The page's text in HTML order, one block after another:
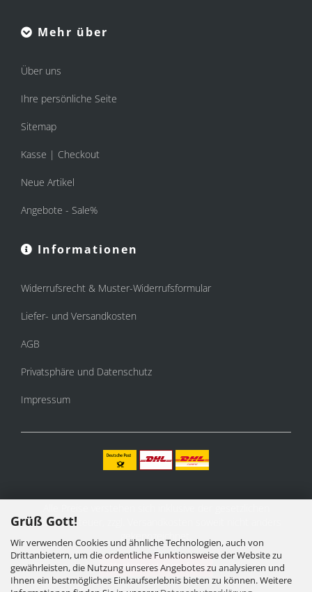
Grüß Gott!
Wir verwenden Cookies und ähnliche Technologien, auch von
Drittanbietern, um die ordentliche Funktionsweise der Website zu
gewährleisten, die Nutzung unseres Angebotes zu analysieren und
Ihnen ein bestmögliches Einkaufserlebnis bieten zu können. Weitere
Mehr über
Über uns
Ihre persönliche Seite
Sitemap
Kasse | Checkout
Neue Artikel
Angebote - Sale%
Informationen
Widerrufsrecht & Muster-Widerrufsformular
Liefer- und Versandkosten
AGB
Privatsphäre und Datenschutz
Impressum
Mehrwertsteuer, zzgl.
gekennzeichnet.
Vertrag widerrufen